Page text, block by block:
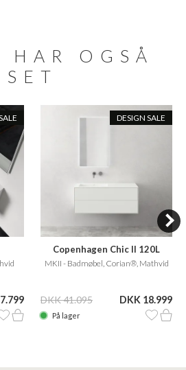
HAR OGSÅ
SET
DESIGN SALE
Copenhagen Chic II 120L
MKII - Badmøbel, Corian®, Mathvid
DKK 41.095 DKK 18.999
På lager